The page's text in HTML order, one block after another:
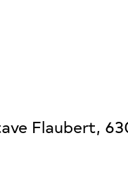
Flaubert,